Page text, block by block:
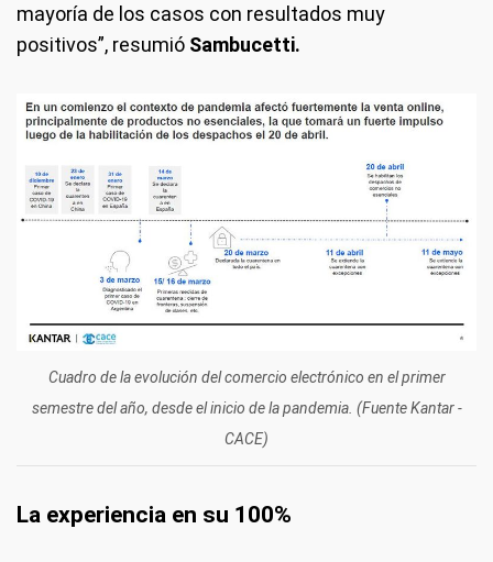
mayoría de los casos con resultados muy
positivos”, resumió Sambucetti.
Cuadro de la evolución del comercio electrónico en el primer
semestre del año, desde el inicio de la pandemia. (Fuente Kantar -
CACE)
La experiencia en su 100%